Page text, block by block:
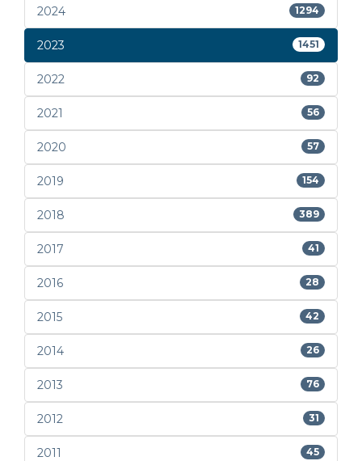
2024 1294
2023 1451
2022 92
2021 56
2020 57
2019 154
2018 389
2017 41
2016 28
2015 42
2014 26
2013 76
2012 31
2011 45